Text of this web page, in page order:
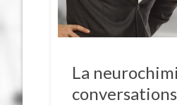
La
conversations